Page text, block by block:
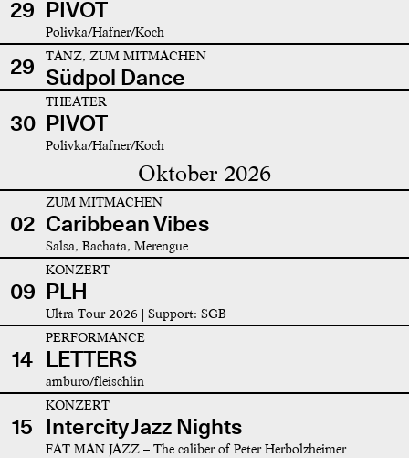
29 PIVOT
Polivka/Hafner/Koch
29 TANZ, ZUM MITMACHEN
Südpol Dance
30
THEATER
PIVOT
Polivka/Hafner/Koch
Oktober 2026
02
ZUM MITMACHEN
Caribbean Vibes
Salsa, Bachata, Merengue
09
KONZERT
PLH
Ultra Tour 2026 | Support: SGB
14
PERFORMANCE
LETTERS
amburo/fleischlin
15
KONZERT
Intercity Jazz Nights
FAT MAN JAZZ – The caliber of Peter Herbolzheimer